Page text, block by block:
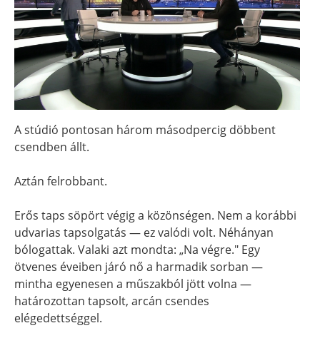
A stúdió pontosan három másodpercig döbbent
csendben állt.
Aztán felrobbant.
Erős taps söpört végig a közönségen. Nem a korábbi
udvarias tapsolgatás — ez valódi volt. Néhányan
bólogattak. Valaki azt mondta: „Na végre." Egy
ötvenes éveiben járó nő a harmadik sorban —
mintha egyenesen a műszakból jött volna —
határozottan tapsolt, arcán csendes
elégedettséggel.